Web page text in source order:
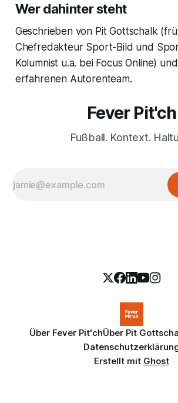
Wer dahinter steht
Geschrieben von Pit Gottschalk
Chefredakteur Sport-Bild und
Kolumnist u.a. bei Focus Online)
erfahrenen Autorenteam.
Fever Pit'ch
Fußball. Kontext.
Über Fever Pit'chÜber Pit
Erstellt mit Ghost